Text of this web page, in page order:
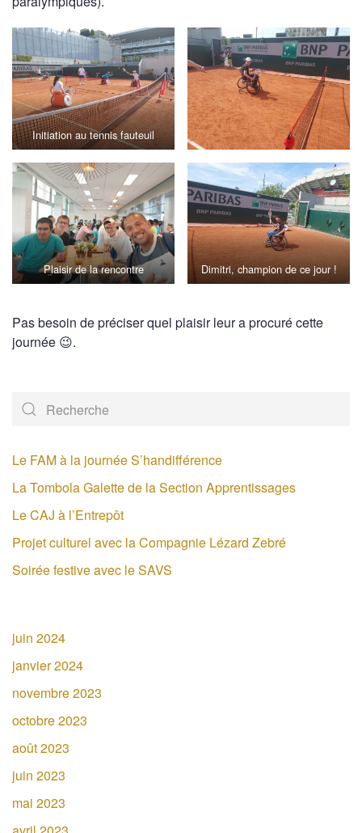
Initiation au tennis fauteuil
Plaisir de la rencontre Dimitri, champion de ce jour !
Pas besoin de préciser quel plaisir leur a procuré cette
journée 😉.
Le FAM à la journée S’handifférence
La Tombola Galette de la Section Apprentissages
Le CAJ à l’Entrepôt
Projet culturel avec la Compagnie Lézard Zebré
Soirée festive avec le SAVS
juin 2024
janvier 2024
novembre 2023
octobre 2023
août 2023
juin 2023
mai 2023